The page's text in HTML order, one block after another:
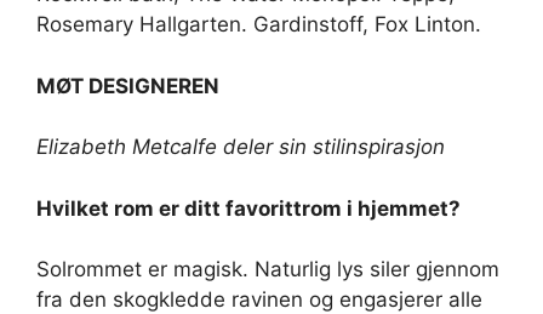
Rosemary Hallgarten. Gardinstoff, Fox Linton.
MØT DESIGNEREN
Elizabeth Metcalfe deler sin stilinspirasjon
Hvilket rom er ditt favorittrom i hjemmet?
Solrommet er magisk. Naturlig lys siler gjennom
fra den skogkledde ravinen og engasjerer alle